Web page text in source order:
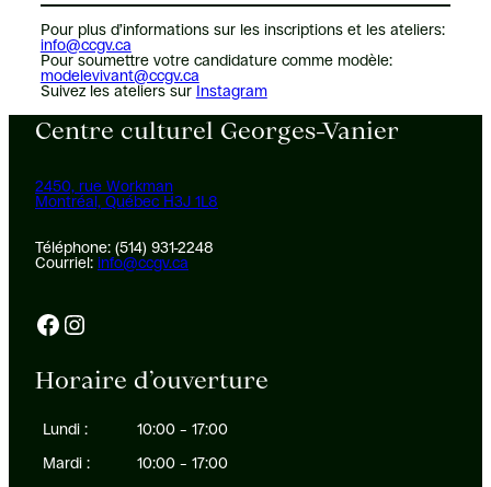
Pour plus d’informations sur les inscriptions et les ateliers:
info@ccgv.ca
Pour soumettre votre candidature comme modèle:
modelevivant@ccgv.ca
Suivez les ateliers sur Instagram
Centre culturel Georges-Vanier
2450, rue Workman
Montréal, Québec H3J 1L8
Téléphone: (514) 931-2248
Courriel: info@ccgv.ca
Facebook Instagram
Horaire d’ouverture
Lundi :
10:00 – 17:00
Mardi :
10:00 – 17:00